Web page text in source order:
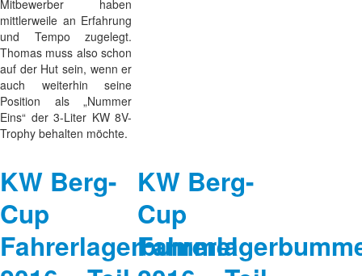
Mitbewerber haben
mittlerweile an Erfahrung
und Tempo zugelegt.
Thomas muss also schon
auf der Hut sein, wenn er
auch weiterhin seine
Position als „Nummer
Eins“ der 3-Liter KW 8V-
Trophy behalten möchte.
KW Berg-
Cup
Fahrerlagerbummel
KW Berg-
Cup